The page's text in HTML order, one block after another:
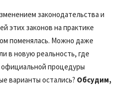
законодательства и
этих законов на практике
поменялась. Можно даже
в новую реальность, где
процедуры
варианты остались? Обсудим,